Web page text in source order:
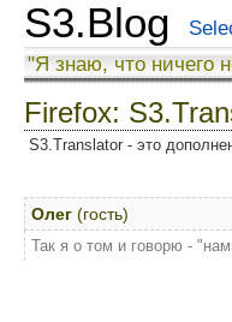
S3.Blog
"Я знаю, что ничего
Firefox:
S3.Translator - это
Олег (гость)
Так я о том и говорю -